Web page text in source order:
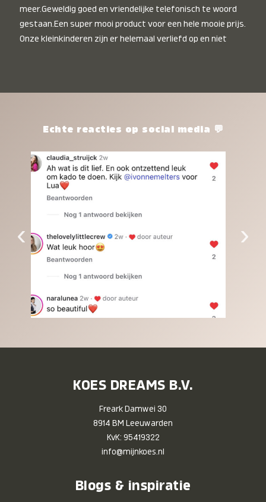
meer.Geweldig goed en vriendelijke telefonisch te woord
gestaan.Een super mooi product voor een hele mooie prijs.
Onze kleinkinderen zijn er helemaal verliefd op en niet
het waard.Echte reacties op social media 💬
‹ ›
KOES DREAMS B.V.
Freark Damwei 30
8914 BM Leeuwarden
KvK: 95419322
info@mijnkoes.nl
Blogs & inspiratie